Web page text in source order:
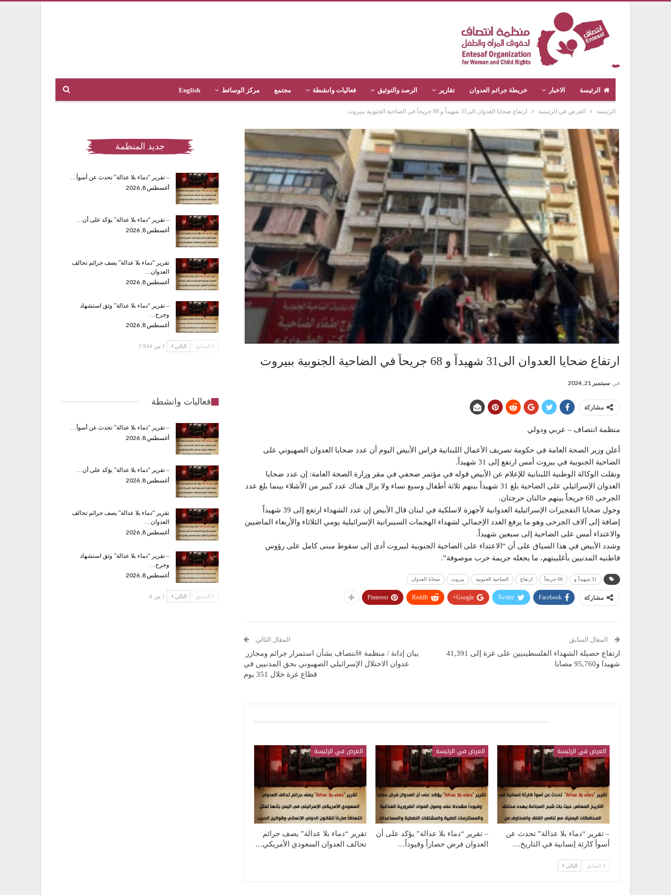
الرئيسة الاخبار خريطة جرائم العدوان تقارير الرصد والتوثيق فعاليات وانشطة مجتمع مركز الوسائط English
الرئيسة العرض في الرئيسة ارتفاع ضحايا العدوان الى31 شهيداً و 68 جريحاً في الضاحية الجنوبية ببيروت
ارتفاع ضحايا العدوان الى31 شهيداً و 68 جريحاً في الضاحية الجنوبية ببيروت
في سبتمبر 21, 2024
مشاركة
منظمة انتصاف – عربي ودولي
أعلن وزير الصحة العامة في حكومة تصريف الأعمال اللبنانية فراس الأبيض اليوم أن عدد ضحايا العدوان الصهيوني على
الضاحية الجنوبية في بيروت أمس ارتفع إلى 31 شهيداً.
ونقلت الوكالة الوطنية اللبنانية للإعلام عن الأبيض قوله في مؤتمر صحفي في مقر وزارة الصحة العامة: إن عدد ضحايا
العدوان الإسرائيلي على الضاحية بلغ 31 شهيداً بينهم ثلاثة أطفال وسبع نساء ولا يزال هناك عدد كبير من الأشلاء بينما بلغ عدد
الجرحى 68 جريحاً بينهم حالتان حرجتان.
وحول ضحايا التفجيرات الإسرائيلية العدوانية لأجهزة لاسلكية في لبنان قال الأبيض إن عدد الشهداء ارتفع إلى 39 شهيداً
إضافة إلى آلاف الجرحى وهو ما يرفع العدد الإجمالي لشهداء الهجمات السيبرانية الإسرائيلية يومي الثلاثاء والأربعاء الماضيين
والاعتداء أمس على الضاحية إلى سبعين شهيداً.
وشدد الأبيض في هذا السياق على أن “الاعتداء على الضاحية الجنوبية لبيروت أدى إلى سقوط مبنى كامل على رؤوس
قاطنيه المدنيين بأغلبيتهم، ما يجعله جريمة حرب موصوفة”.
31 شهيداً و 68 جريحاً ارتفاع الضاحية الجنوبية بيروت ضحايا العدوان
مشاركة Facebook
Twitter
Google+
ReddIt
Pinterest
المقال السابق
ارتفاع حصيلة الشهداء الفلسطينيين على غزة إلى 41,391
شهيدا و95,760 مصابا
المقال التالي
بيان إدانة / منظمة #انتصاف بشأن استمرار جرائم ومجازر
عدوان الاحتلال الإسرائيلي الصهيوني بحق المدنيين في
قطاع غزة خلال 351 يوم
العرض في الرئيسة
– تقرير “دماء بلا عدالة” تحدث عن
أسوأ كارثة إنسانية في التاريخ…
العرض في الرئيسة
– تقرير “دماء بلا عدالة” يؤكد على أن
العدوان فرض حصاراً وقيوداً…
العرض في الرئيسة
تقرير “دماء بلا عدالة” يصف جرائم
تحالف العدوان السعودي الأمريكي…
السابق التالي
جديد المنظمة
– تقرير “دماء بلا عدالة” تحدث عن أسوأ…
أغسطس 8, 2026
– تقرير “دماء بلا عدالة” يؤكد على أن…
أغسطس 8, 2026
تقرير “دماء بلا عدالة” يصف جرائم تحالف
العدوان…
أغسطس 8, 2026
– تقرير “دماء بلا عدالة” وثق استشهاد
وجرح…
أغسطس 8, 2026
السابق التالي 1 من 3٬044
فعاليات وانشطة
– تقرير “دماء بلا عدالة” تحدث عن أسوأ…
أغسطس 8, 2026
– تقرير “دماء بلا عدالة” يؤكد على أن…
أغسطس 8, 2026
تقرير “دماء بلا عدالة” يصف جرائم تحالف
العدوان…
أغسطس 8, 2026
– تقرير “دماء بلا عدالة” وثق استشهاد
وجرح…
أغسطس 8, 2026
السابق التالي 1 من 6